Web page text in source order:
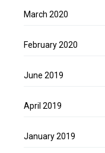
March 2020
February 2020
June 2019
April 2019
January 2019